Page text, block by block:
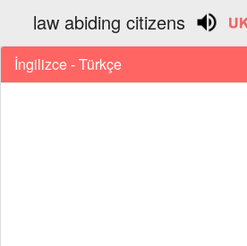
law abiding citizens
İngilizce - Türkçe